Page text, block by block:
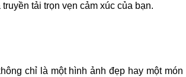
tải trọn vẹn cảm xúc của bạn.
chỉ là một hình ảnh đẹp hay một món